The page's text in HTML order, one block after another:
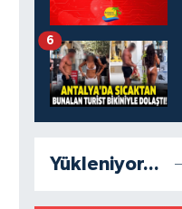
6
Yükleniyor...